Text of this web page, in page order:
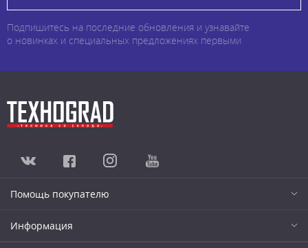
Подпишитесь на последние обновления и узнавайте
о новинках и специальных предложениях первыми
Помощь покупателю
Информация